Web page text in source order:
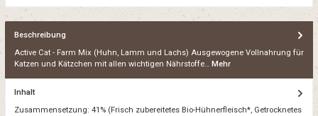
Beschreibung
Active Cat - Farm Mix (Huhn, Lamm und Lachs) Ausgewogene Vollnahrung für
Katzen und Kätzchen mit allen wichtigen Nährstoffe… Mehr
Inhalt
Zusammensetzung: 41% (Frisch zubereitetes Bio-Hühnerfleisch*, Getrocknetes